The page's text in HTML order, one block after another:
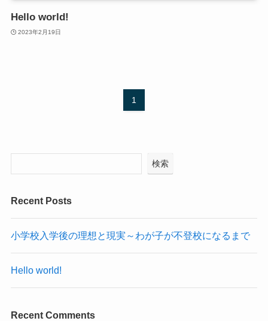
Hello world!
2023年2月19日
1
検索
Recent Posts
小学校入学後の理想と現実～わが子が不登校になるまで
Hello world!
Recent Comments